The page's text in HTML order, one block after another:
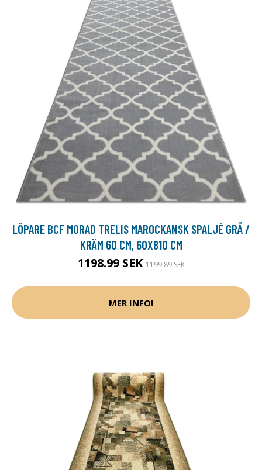
LÖPARE BCF MORAD TRELIS MAROCKANSK SPALJÉ GRÅ /
KRÄM 60 CM, 60X810 CM
1198.99 SEK1199.89 SEK
MER INFO!